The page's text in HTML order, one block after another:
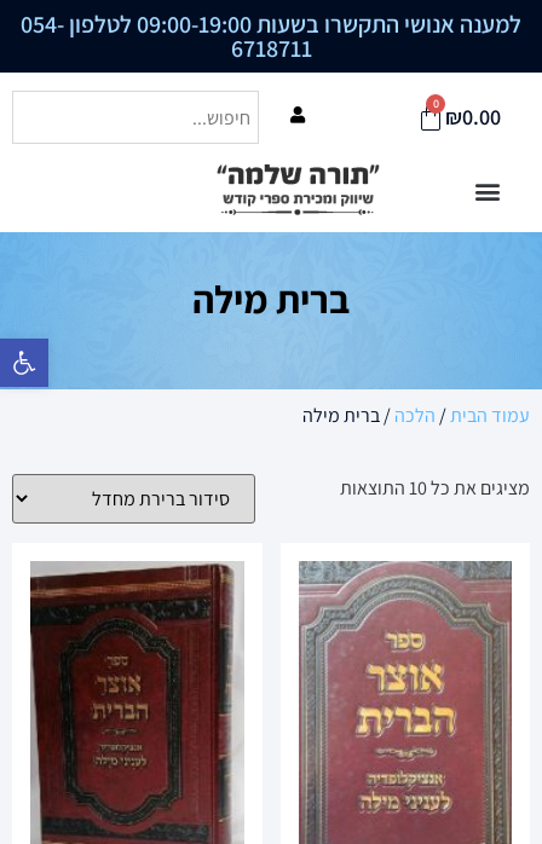
פתח סרגל
למענה אנושי התקשרו בשעות 09:00-19:00 לטלפון 054-
6718711
₪0.00
0
ברית מילה
עמוד הבית/הלכה/ ברית מילה
מציגים את כל ⁦10⁩ התוצאות